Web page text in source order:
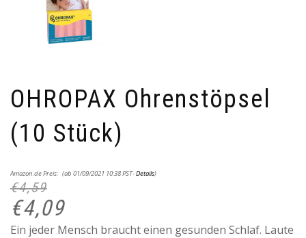
OHROPAX Ohrenstöpsel
(10 Stück)
Amazon.de Preis:
€4,59
Preis
€4,09
Preis
(ab 01/09/2021 10:38 PST-Details)
Ein jeder Mensch braucht einen gesunden Schlaf. Laute